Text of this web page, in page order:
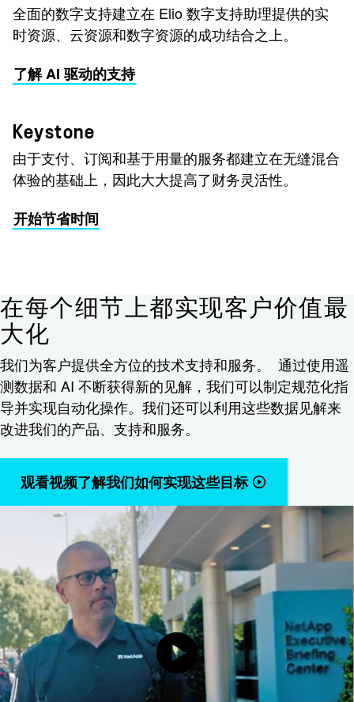
全面的数字支持建立在 Elio 数字支持助理提供的实
时资源、云资源和数字资源的成功结合之上。
了解 AI 驱动的支持
Keystone
由于支付、订阅和基于用量的服务都建立在无缝混合
体验的基础上，因此大大提高了财务灵活性。
开始节省时间
在每个细节上都实现客户价值最
大化
我们为客户提供全方位的技术支持和服务。 通过使用遥
测数据和 AI 不断获得新的见解，我们可以制定规范化指
导并实现自动化操作。我们还可以利用这些数据见解来
改进我们的产品、支持和服务。
观看视频了解我们如何实现这些目标